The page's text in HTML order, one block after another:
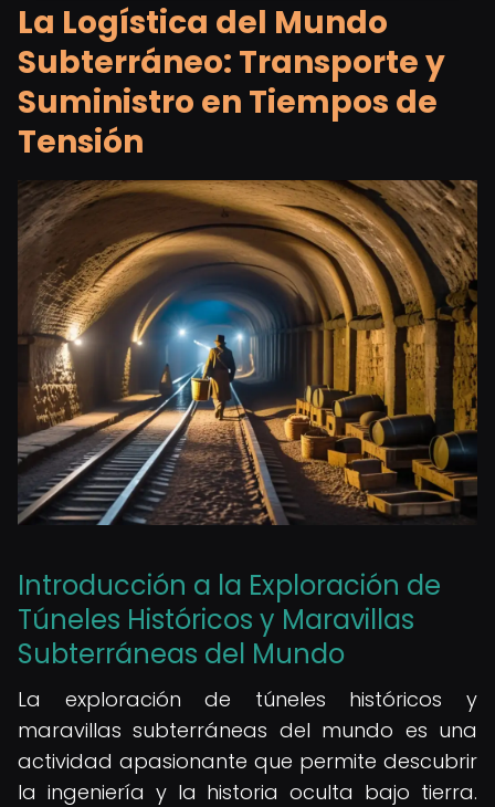
La Logística del Mundo
Subterráneo: Transporte y
Suministro en Tiempos de
Tensión
Introducción a la Exploración de
Túneles Históricos y Maravillas
Subterráneas del Mundo
La exploración de túneles históricos y
maravillas subterráneas del mundo es una
actividad apasionante que permite descubrir
la ingeniería y la historia oculta bajo tierra.